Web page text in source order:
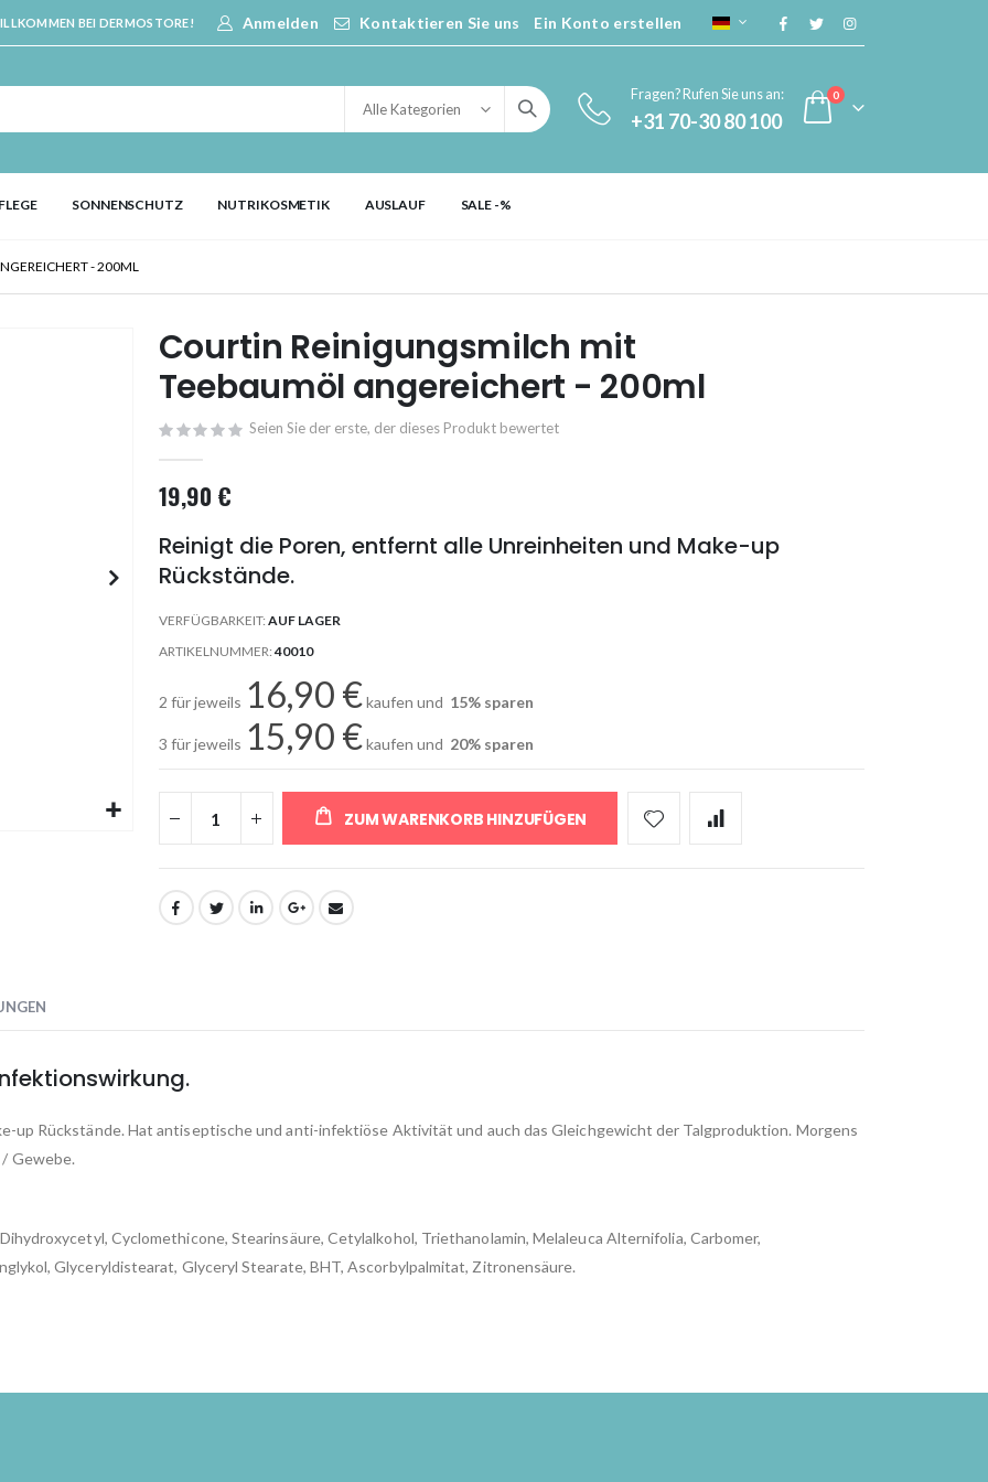
BEI DERMOSTORE! Anmelden Kontaktieren Sie uns Ein Konto erstellen SPRACHE
Fragen? Rufen Sie uns an:
+31 70-30 80 100 Cart
0Artikel
SONNENSCHUTZ NUTRIKOSMETIK AUSLAUF SALE -%
- 200ML
Courtin Reinigungsmilch mit
Teebaumöl angereichert - 200ml
Seien Sie der erste, der dieses Produkt bewertet
19,90 €
Reinigt die Poren, entfernt alle Unreinheiten und Make-up
Rückstände.
VERFÜGBARKEIT: AUF LAGER
ARTIKELNUMMER 40010
2 für jeweils 16,90 €kaufen und 15% sparen
3 für jeweils 15,90 €kaufen und 20% sparen
ZUM WARENKORB HINZUFÜGEN
up Rückstände. Hat antiseptische und anti-infektiöse Aktivität und auch das Gleichgewicht der Talgproduktion. Morgens
Gewebe.
Cyclomethicone, Stearinsäure, Cetylalkohol, Triethanolamin, Melaleuca Alternifolia, Carbomer,
Glyceryldistearat, Glyceryl Stearate, BHT, Ascorbylpalmitat, Zitronensäure.